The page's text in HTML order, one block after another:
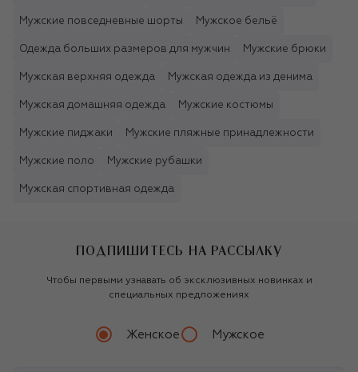
Мужские повседневные шорты Мужское бельё
Одежда больших размеров для мужчин Мужские брюки
Мужская верхняя одежда Мужская одежда из денима
Мужская домашняя одежда Мужские костюмы
Мужские пиджаки Мужские пляжные принадлежности
Мужские поло Мужские рубашки
Мужская спортивная одежда
ПОДПИШИТЕСЬ НА РАССЫЛКУ
Чтобы первыми узнавать об эксклюзивных новинках и
специальных предложениях
Женское Мужское